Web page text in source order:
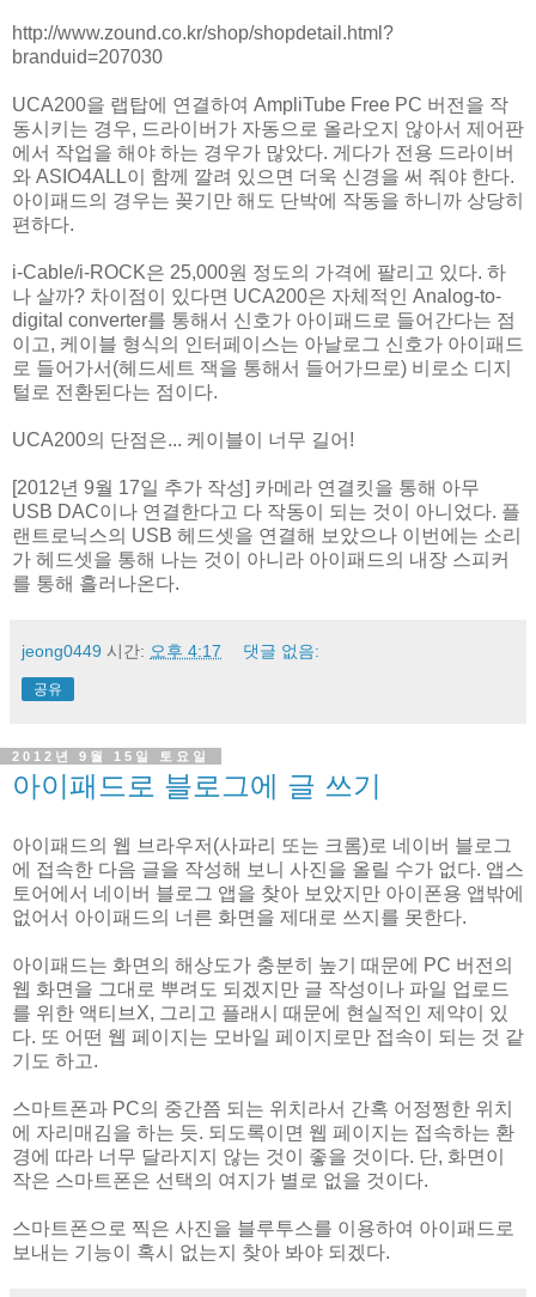
http://www.zound.co.kr/shop/shopdetail.html?
branduid=207030
UCA200을 랩탑에 연결하여 AmpliTube Free PC 버전을 작
동시키는 경우, 드라이버가 자동으로 올라오지 않아서 제어판
에서 작업을 해야 하는 경우가 많았다. 게다가 전용 드라이버
와 ASIO4ALL이 함께 깔려 있으면 더욱 신경을 써 줘야 한다.
아이패드의 경우는 꽂기만 해도 단박에 작동을 하니까 상당히
편하다.
i-Cable/i-ROCK은 25,000원 정도의 가격에 팔리고 있다. 하
나 살까? 차이점이 있다면 UCA200은 자체적인 Analog-to-
digital converter를 통해서 신호가 아이패드로 들어간다는 점
이고, 케이블 형식의 인터페이스는 아날로그 신호가 아이패드
로 들어가서(헤드세트 잭을 통해서 들어가므로) 비로소 디지
털로 전환된다는 점이다.
UCA200의 단점은... 케이블이 너무 길어!
[2012년 9월 17일 추가 작성] 카메라 연결킷을 통해 아무
USB DAC이나 연결한다고 다 작동이 되는 것이 아니었다. 플
랜트로닉스의 USB 헤드셋을 연결해 보았으나 이번에는 소리
가 헤드셋을 통해 나는 것이 아니라 아이패드의 내장 스피커
를 통해 흘러나온다.
jeong0449 시간: 오후 4:17 댓글 없음:
공유
2012년 9월 15일 토요일
아이패드로 블로그에 글 쓰기
아이패드의 웹 브라우저(사파리 또는 크롬)로 네이버 블로그
에 접속한 다음 글을 작성해 보니 사진을 올릴 수가 없다. 앱스
토어에서 네이버 블로그 앱을 찾아 보았지만 아이폰용 앱밖에
없어서 아이패드의 너른 화면을 제대로 쓰지를 못한다.
아이패드는 화면의 해상도가 충분히 높기 때문에 PC 버전의
웹 화면을 그대로 뿌려도 되겠지만 글 작성이나 파일 업로드
를 위한 액티브X, 그리고 플래시 때문에 현실적인 제약이 있
다. 또 어떤 웹 페이지는 모바일 페이지로만 접속이 되는 것 같
기도 하고.
스마트폰과 PC의 중간쯤 되는 위치라서 간혹 어정쩡한 위치
에 자리매김을 하는 듯. 되도록이면 웹 페이지는 접속하는 환
경에 따라 너무 달라지지 않는 것이 좋을 것이다. 단, 화면이
작은 스마트폰은 선택의 여지가 별로 없을 것이다.
스마트폰으로 찍은 사진을 블루투스를 이용하여 아이패드로
보내는 기능이 혹시 없는지 찾아 봐야 되겠다.